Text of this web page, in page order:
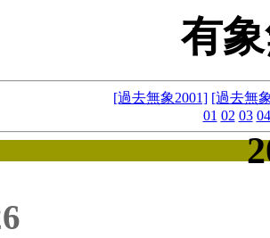
有
[過去無象2001] [過去無
01 02 03 04